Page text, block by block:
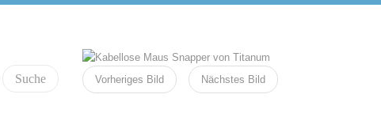
Suche Vorheriges Bild Nächstes Bild